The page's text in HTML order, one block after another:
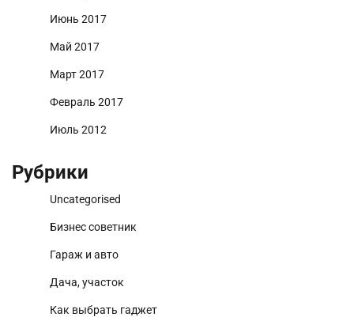
Июнь 2017
Май 2017
Март 2017
Февраль 2017
Июль 2012
Рубрики
Uncategorised
Бизнес советник
Гараж и авто
Дача, участок
Как выбрать гаджет